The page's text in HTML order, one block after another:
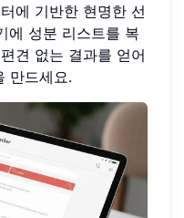
에 기반한 현명한 선
에 성분 리스트를 복
견 없는 결과를 얻어
만드세요.